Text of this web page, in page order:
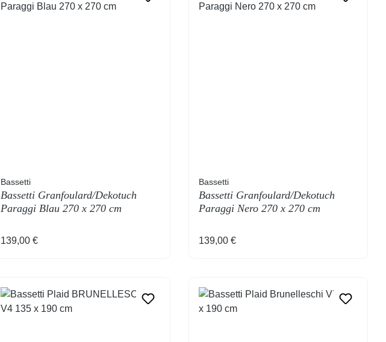
Bassetti
Bassetti Granfoulard/Dekotuch
Paraggi Blau 270 x 270 cm
Regulärer Preis:
139,00 €
Bassetti
Bassetti Granfoulard/Dekotuch
Paraggi Nero 270 x 270 cm
Regulärer Preis:
139,00 €